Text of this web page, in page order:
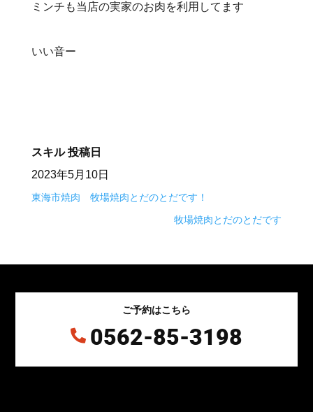
ミンチも当店の実家のお肉を利用してます
いい音ー
スキル 投稿日
2023年5月10日
東海市焼肉 牧場焼肉とだのとだです！
牧場焼肉とだのとだです
ご予約はこちら
 0562-85-3198